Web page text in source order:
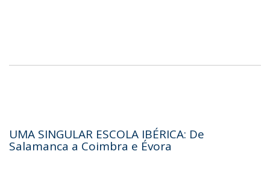
UMA SINGULAR ESCOLA IBÉRICA: De
Salamanca a Coimbra e Évora